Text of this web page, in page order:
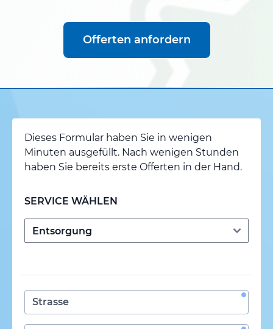
Offerten anfordern
Dieses Formular haben Sie in wenigen
Minuten ausgefüllt. Nach wenigen Stunden
haben Sie bereits erste Offerten in der Hand.
SERVICE WÄHLEN